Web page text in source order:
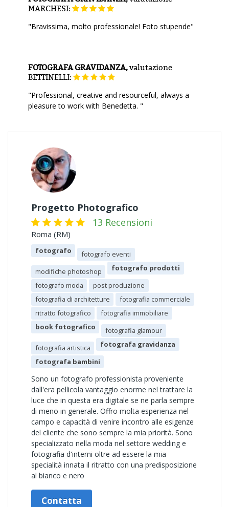
MARCHESI:
"Bravissima, molto professionale! Foto stupende"
FOTOGRAFA GRAVIDANZA,valutazione
BETTINELLI:
"Professional, creative and resourceful, always a
pleasure to work with Benedetta. "
Progetto Photografico
13 Recensioni
Roma (RM)
fotografo
fotografo eventi
modifiche photoshop
fotografo prodotti
fotografo moda
post produzione
fotografia di architetture
fotografia commerciale
ritratto fotografico
fotografia immobiliare
book fotografico
fotografia glamour
fotografia artistica
fotografa gravidanza
fotografa bambini
Sono un fotografo professionista proveniente
dall'era pellicola vantaggio enorme nel trattare la
luce che in questa era digitale se ne parla sempre
di meno in generale. Offro molta esperienza nel
campo e capacità di venire incontro alle esigenze
del cliente che sono sempre la mia priorità. Sono
specializzato nella moda nel settore wedding e
fotografia d'interni oltre ad essere la mia
specialità innata il ritratto con una predisposizione
al bianco e nero
Contatta